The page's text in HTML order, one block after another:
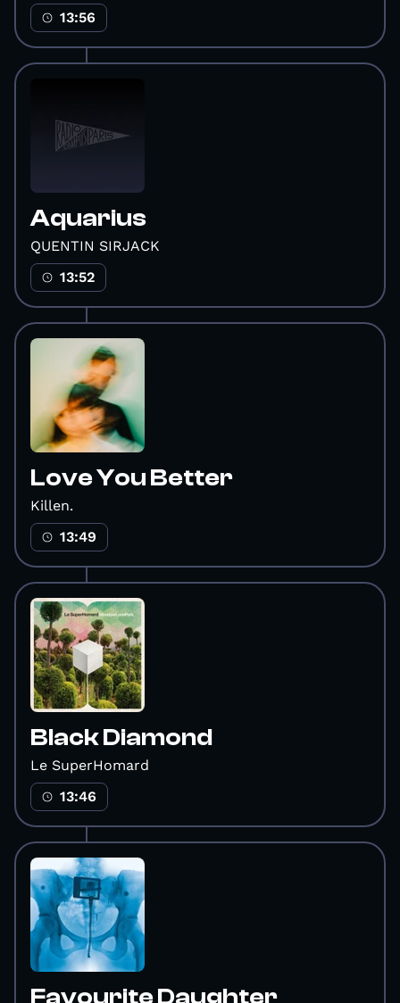
13:56
Aquarius
QUENTIN SIRJACK
13:52
Love You Better
Killen.
13:49
Black Diamond
Le SuperHomard
13:46
Favourite Daughter